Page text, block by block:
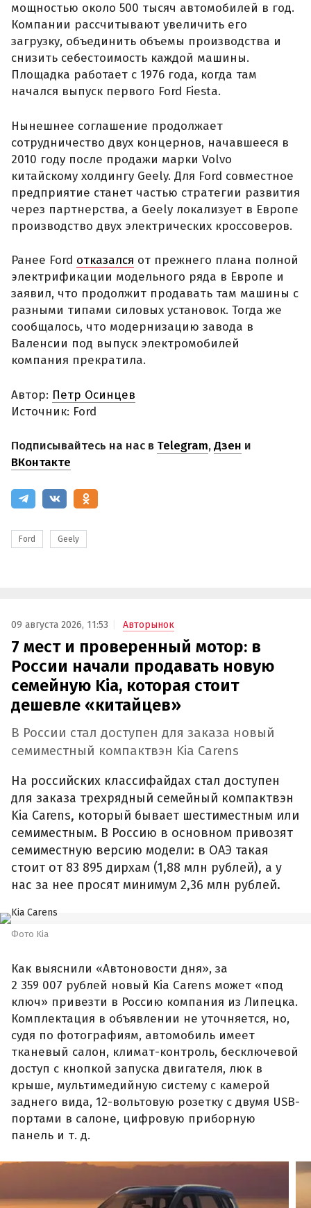
мощностью около 500 тысяч автомобилей в год.
Компании рассчитывают увеличить его
загрузку, объединить объемы производства и
снизить себестоимость каждой машины.
Площадка работает с 1976 года, когда там
начался выпуск первого Ford Fiesta.
Нынешнее соглашение продолжает
сотрудничество двух концернов, начавшееся в
2010 году после продажи марки Volvo
китайскому холдингу Geely. Для Ford совместное
предприятие станет частью стратегии развития
через партнерства, а Geely локализует в Европе
производство двух электрических кроссоверов.
Ранее Ford отказался от прежнего плана полной
электрификации модельного ряда в Европе и
заявил, что продолжит продавать там машины с
разными типами силовых установок. Тогда же
сообщалось, что модернизацию завода в
Валенсии под выпуск электромобилей
компания прекратила.
Автор: Петр Осинцев
Источник: Ford
Подписывайтесь на нас в Telegram,Дзен и
ВКонтакте
Ford Geely
09 августа 2026, 11:53 Авторынок
7 мест и проверенный мотор: в
России начали продавать новую
семейную Kia, которая стоит
дешевле «китайцев»
В России стал доступен для заказа новый
семиместный компактвэн Kia Carens
На российских классифайдах стал доступен
для заказа трехрядный семейный компактвэн
Kia Carens, который бывает шестиместным или
семиместным. В Россию в основном привозят
семиместную версию модели: в ОАЭ такая
стоит от 83 895 дирхам (1,88 млн рублей), а у
нас за нее просят минимум 2,36 млн рублей.
Фото Kia
Как выяснили «Автоновости дня», за
2 359 007 рублей новый Kia Carens может «под
ключ» привезти в Россию компания из Липецка.
Комплектация в объявлении не уточняется, но,
судя по фотографиям, автомобиль имеет
тканевый салон, климат-контроль, бесключевой
доступ с кнопкой запуска двигателя, люк в
крыше, мультимедийную систему с камерой
заднего вида, 12-вольтовую розетку с двумя USB-
портами в салоне, цифровую приборную
панель и т. д.